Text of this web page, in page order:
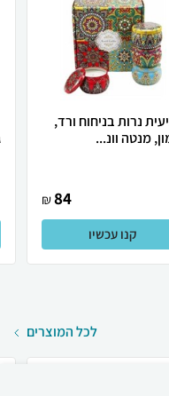
נרות בניחוח ורד,
מנטה וונ...
84
₪
קנו עכשיו
לכל המוצרים